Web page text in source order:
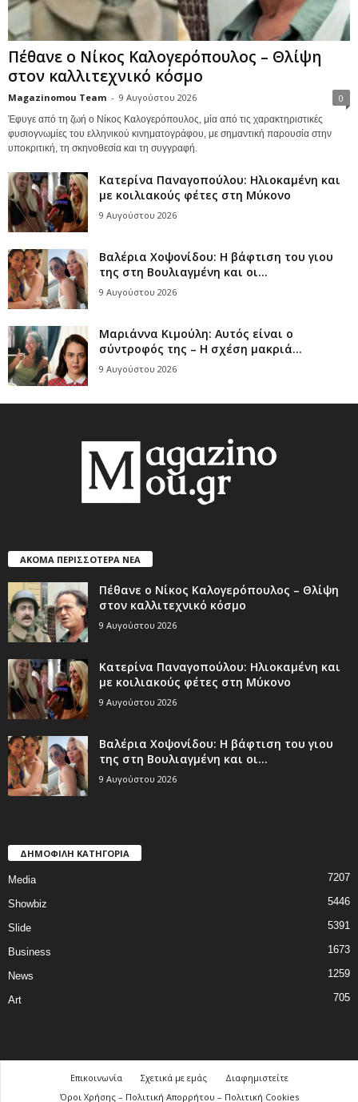
Πέθανε ο Νίκος Καλογερόπουλος – Θλίψη
στον καλλιτεχνικό κόσμο
Magazinomou Team - 9 Αυγούστου 2026 0
Έφυγε από τη ζωή ο Νίκος Καλογερόπουλος, μία από τις χαρακτηριστικές
φυσιογνωμίες του ελληνικού κινηματογράφου, με σημαντική παρουσία στην
υποκριτική, τη σκηνοθεσία και τη συγγραφή.
Κατερίνα Παναγοπούλου: Ηλιοκαμένη και
με κοιλιακούς φέτες στη Μύκονο
9 Αυγούστου 2026
Βαλέρια Χοψονίδου: Η βάφτιση του γιου
της στη Βουλιαγμένη και οι...
9 Αυγούστου 2026
Μαριάννα Κιμούλη: Αυτός είναι ο
σύντροφός της – Η σχέση μακριά...
9 Αυγούστου 2026
ΑΚΟΜΑ ΠΕΡΙΣΣΟΤΕΡΑ ΝΕΑ
Πέθανε ο Νίκος Καλογερόπουλος – Θλίψη
στον καλλιτεχνικό κόσμο
9 Αυγούστου 2026
Κατερίνα Παναγοπούλου: Ηλιοκαμένη και
με κοιλιακούς φέτες στη Μύκονο
9 Αυγούστου 2026
Βαλέρια Χοψονίδου: Η βάφτιση του γιου
της στη Βουλιαγμένη και οι...
9 Αυγούστου 2026
ΔΗΜΟΦΙΛΗ ΚΑΤΗΓΟΡΙΑ
Media 7207
Showbiz 5446
Slide 5391
Business 1673
News 1259
Art 705
Επικοινωνία Σχετικά με εμάς
Διαφημιστείτε
Όροι Χρήσης – Πολιτική Απορρήτου – Πολιτική Cookies